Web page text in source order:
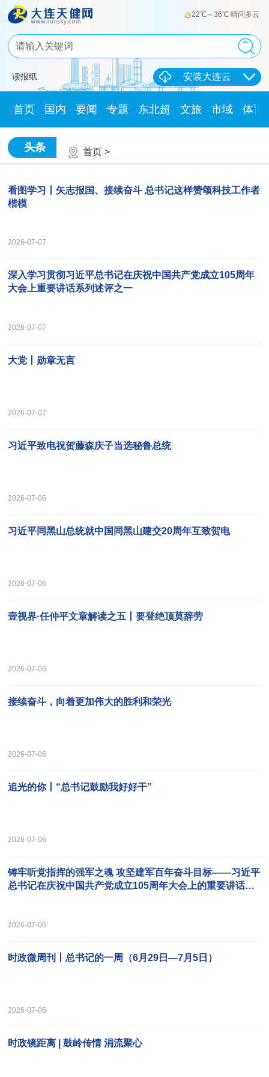
22℃～36℃ 晴间多云
读报纸 安装大连云
首页 国内 要闻 专题 东北超 文旅 市域 体育
头条 首页 >
看图学习丨矢志报国、接续奋斗 总书记这样赞颂科技工作者
楷模
2026-07-07
深入学习贯彻习近平总书记在庆祝中国共产党成立105周年
大会上重要讲话系列述评之一
2026-07-07
大党丨勋章无言
2026-07-07
习近平致电祝贺藤森庆子当选秘鲁总统
2026-07-06
习近平同黑山总统就中国同黑山建交20周年互致贺电
2026-07-06
壹视界·任仲平文章解读之五丨要登绝顶莫辞劳
2026-07-06
接续奋斗，向着更加伟大的胜利和荣光
2026-07-06
追光的你丨“总书记鼓励我好好干”
2026-07-06
铸牢听党指挥的强军之魂 攻坚建军百年奋斗目标——习近平
总书记在庆祝中国共产党成立105周年大会上的重要讲话在
2026-07-06
时政微周刊丨总书记的一周（6月29日—7月5日）
2026-07-06
时政镜距离 | 鼓岭传情 涓流聚心